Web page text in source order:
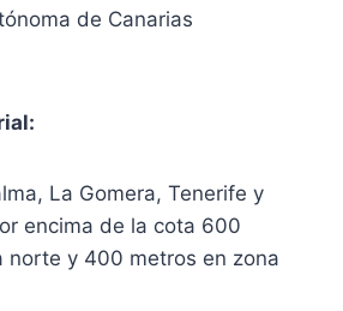
de Canarias
La Gomera, Tenerife y
encima de la cota 600
norte y 400 metros en zona